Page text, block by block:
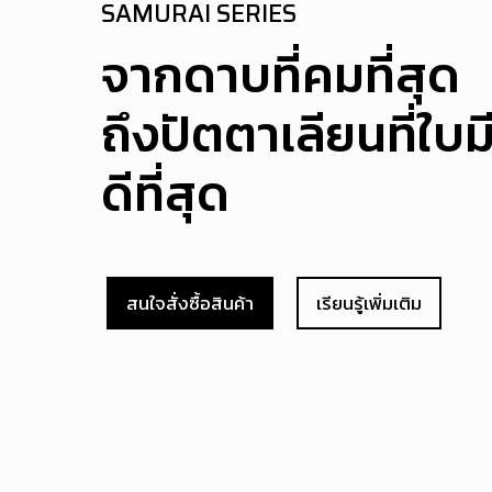
SAMURAI SERIES
จากดาบที่คมที่สุด
ถึงปัตตาเลียนที่ใบ
ดีที่สุด
สนใจสั่งซื้อสินค้า เรียนรู้เพิ่มเติม